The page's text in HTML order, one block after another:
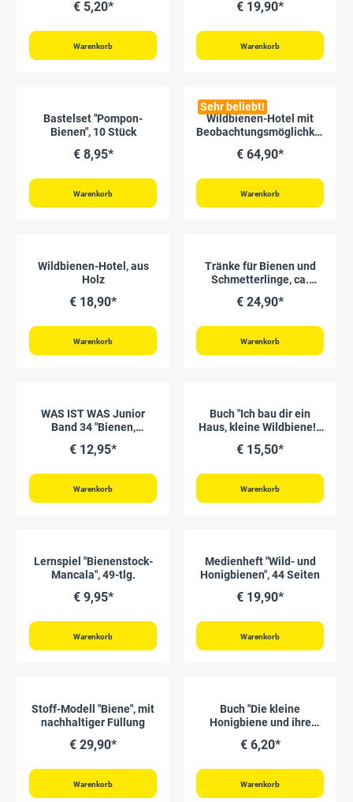
€ 5,20*
Warenkorb
Co."
€ 19,90*
Warenkorb
Bastelset "Pompon-
Bienen", 10 Stück
€ 8,95*
Warenkorb
Sehr beliebt!
Wildbienen-Hotel mit
Beobachtungsmöglichkei
Aufklappen
€ 64,90*
Warenkorb
Wildbienen-Hotel, aus
Holz
€ 18,90*
Warenkorb
Tränke für Bienen und
Schmetterlinge, ca.
€ 24,90*
Warenkorb
WAS IST WAS Junior
Band 34 "Bienen,
Seiten
€ 12,95*
Warenkorb
Buch "Ich bau dir ein
Haus, kleine Wildbiene!",
€ 15,50*
Warenkorb
Lernspiel "Bienenstock-
Mancala", 49-tlg.
€ 9,95*
Warenkorb
Medienheft "Wild- und
Honigbienen", 44 Seiten
€ 19,90*
Warenkorb
Stoff-Modell "Biene", mit
nachhaltiger Füllung
€ 29,90*
Warenkorb
Buch "Die kleine
Honigbiene und ihre
60 Aufklebern
€ 6,20*
Warenkorb